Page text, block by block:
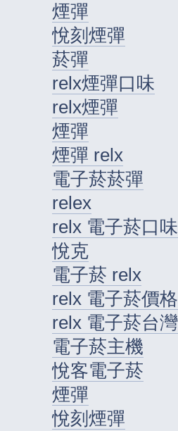
煙彈
悅刻煙彈
菸彈
relx煙彈口味
relx煙彈
煙彈
煙彈 relx
電子菸菸彈
relex
relx 電子菸口味
悅克
電子菸 relx
relx 電子菸價格
relx 電子菸台灣
電子菸主機
悅客電子菸
煙彈
悅刻煙彈